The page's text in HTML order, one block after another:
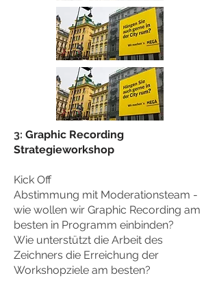
3: Graphic Recording
Strategieworkshop
Kick Off
Abstimmung mit Moderationsteam -
wie wollen wir Graphic Recording am
besten in Programm einbinden?
Wie unterstützt die Arbeit des
Zeichners die Erreichung der
Workshopziele am besten?